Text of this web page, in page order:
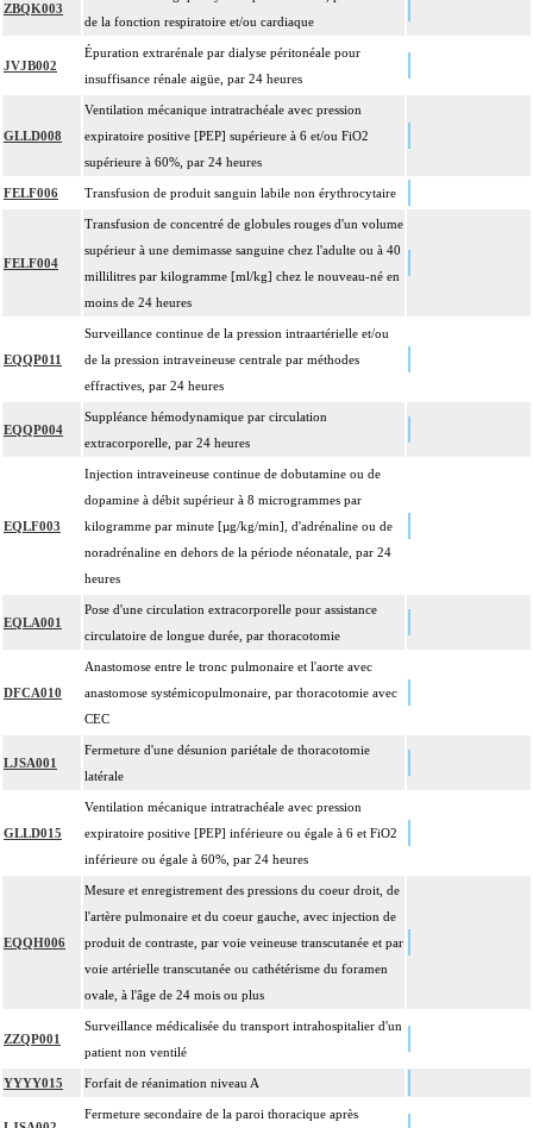
4
intrathoracique associée, la pose de drain pleural et/ou péricardique.
Les actes avec dérivation vasculaire [shunt] incluent la pose d'une dérivation
ZBQK003
de la fonction respiratoire et/ou cardiaque
JVJB002
Épuration extrarénale par dialyse péritonéale pour
insuffisance rénale aigüe, par 24 heures
GLLD008
Ventilation mécanique intratrachéale avec pression
expiratoire positive [PEP] supérieure à 6 et/ou FiO2
supérieure à 60%, par 24 heures
FELF006 Transfusion de produit sanguin labile non érythrocytaire
FELF004
Transfusion de concentré de globules rouges d'un volume
supérieur à une demimasse sanguine chez l'adulte ou à 40
millilitres par kilogramme [ml/kg] chez le nouveau-né en
moins de 24 heures
EQQP011
Surveillance continue de la pression intraartérielle et/ou
de la pression intraveineuse centrale par méthodes
effractives, par 24 heures
EQQP004
Suppléance hémodynamique par circulation
extracorporelle, par 24 heures
EQLF003
Injection intraveineuse continue de dobutamine ou de
dopamine à débit supérieur à 8 microgrammes par
kilogramme par minute [µg/kg/min], d'adrénaline ou de
noradrénaline en dehors de la période néonatale, par 24
heures
EQLA001
Pose d'une circulation extracorporelle pour assistance
circulatoire de longue durée, par thoracotomie
DFCA010
Anastomose entre le tronc pulmonaire et l'aorte avec
anastomose systémicopulmonaire, par thoracotomie avec
CEC
LJSA001
Fermeture d'une désunion pariétale de thoracotomie
latérale
GLLD015
Ventilation mécanique intratrachéale avec pression
expiratoire positive [PEP] inférieure ou égale à 6 et FiO2
inférieure ou égale à 60%, par 24 heures
EQQH006
Mesure et enregistrement des pressions du coeur droit, de
l'artère pulmonaire et du coeur gauche, avec injection de
produit de contraste, par voie veineuse transcutanée et par
voie artérielle transcutanée ou cathétérisme du foramen
ovale, à l'âge de 24 mois ou plus
ZZQP001
Surveillance médicalisée du transport intrahospitalier d'un
patient non ventilé
YYYY015 Forfait de réanimation niveau A
Fermeture secondaire de la paroi thoracique après